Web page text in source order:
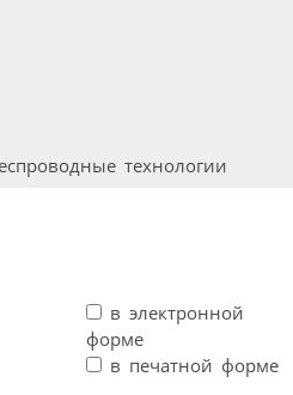
технологии
в электронной
форме
в печатной форме